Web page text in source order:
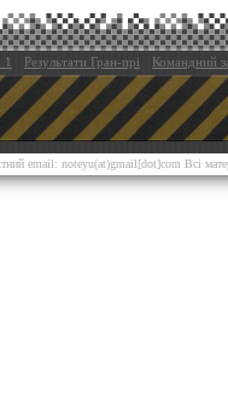
Результати Гран-прі Командний
email: noteyu(at)gmail[dot]com Всі